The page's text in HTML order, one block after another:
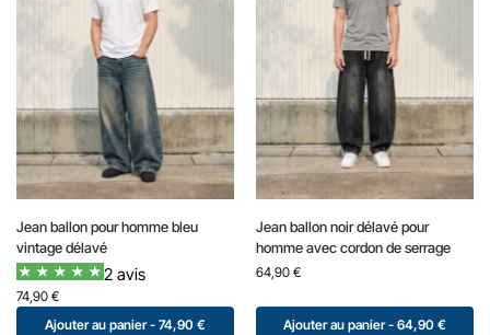
Jean ballon pour homme bleu
vintage délavé
2 avis
74,90 €
Ajouter au panier - 74,90 €
Jean ballon noir délavé pour
homme avec cordon de serrage
64,90 €
Ajouter au panier - 64,90 €